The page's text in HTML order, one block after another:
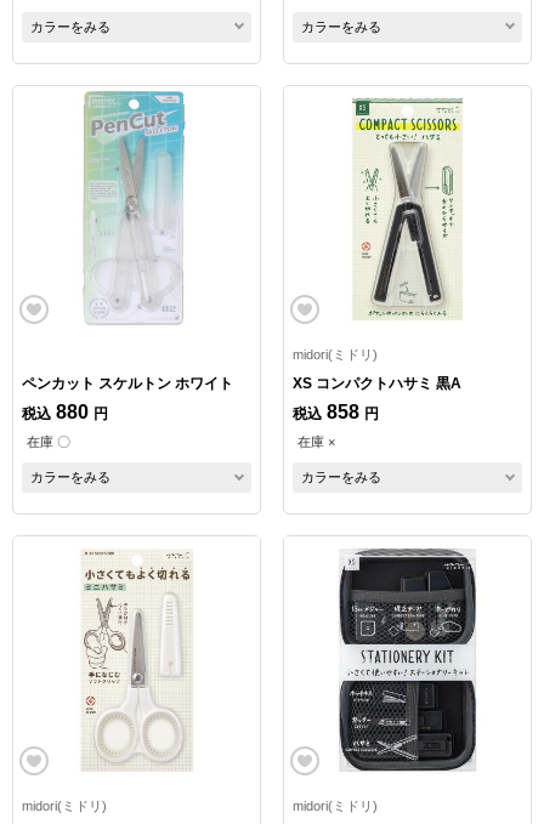
カラーをみる カラーをみる
ペンカット スケルトン ホワイト
税込 880 円
在庫 〇
カラーをみる
midori(ミドリ)
XS コンパクトハサミ 黒A
税込 858 円
在庫 ×
カラーをみる
midori(ミドリ) midori(ミドリ)